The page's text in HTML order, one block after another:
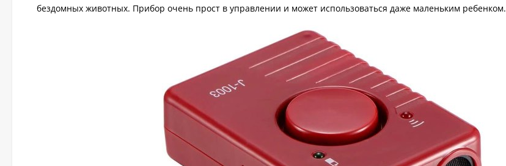
бездомных животных. Прибор очень прост в управлении и может использоваться даже маленьким ребенком.